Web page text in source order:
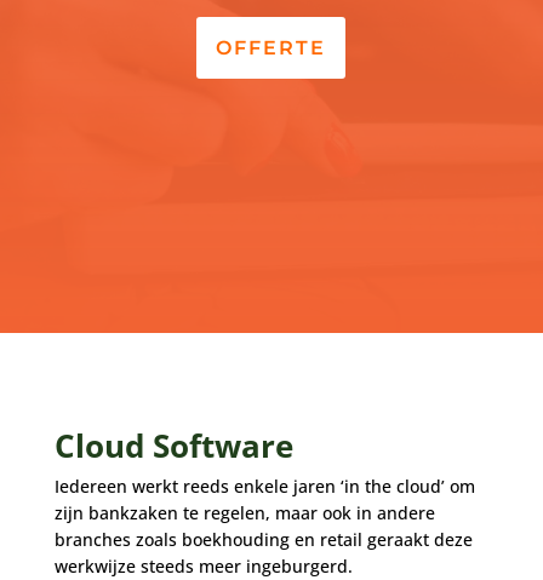
OFFERTE
Cloud Software
Iedereen werkt reeds enkele jaren ‘in the cloud’ om
zijn bankzaken te regelen, maar ook in andere
branches zoals boekhouding en retail geraakt deze
werkwijze steeds meer ingeburgerd.